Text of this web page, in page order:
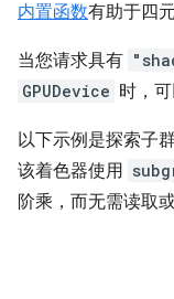
内置函数有助于四
当您请求具有
GPUDevice 时，
以下示例是探索子
该着色器使用
阶乘，而无需读取